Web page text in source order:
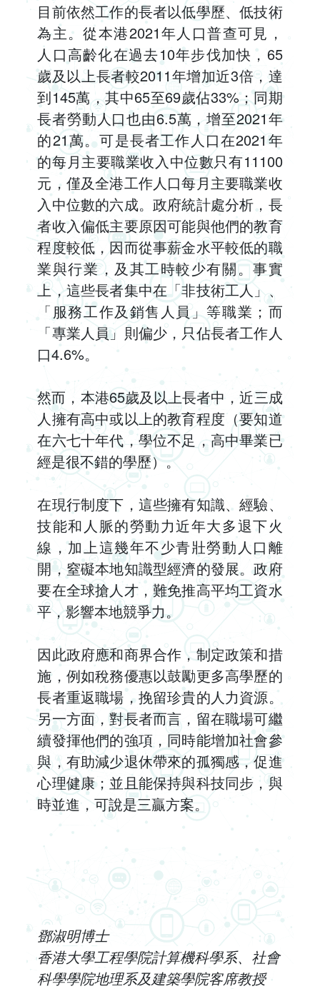
目前依然工作的長者以低學歷、低技術
為主。從本港2021年人口普查可見，
人口高齡化在過去10年步伐加快，65
歲及以上長者較2011年增加近3倍，達
到145萬，其中65至69歲佔33%；同期
長者勞動人口也由6.5萬，增至2021年
的21萬。可是長者工作人口在2021年
的每月主要職業收入中位數只有11100
元，僅及全港工作人口每月主要職業收
入中位數的六成。政府統計處分析，長
者收入偏低主要原因可能與他們的教育
程度較低，因而從事薪金水平較低的職
業與行業，及其工時較少有關。事實
上，這些長者集中在「非技術工人」、
「服務工作及銷售人員」等職業；而
「專業人員」則偏少，只佔長者工作人
口4.6%。
然而，本港65歲及以上長者中，近三成
人擁有高中或以上的教育程度（要知道
在六七十年代，學位不足，高中畢業已
經是很不錯的學歷）。
在現行制度下，這些擁有知識、經驗、
技能和人脈的勞動力近年大多退下火
線，加上這幾年不少青壯勞動人口離
開，窒礙本地知識型經濟的發展。政府
要在全球搶人才，難免推高平均工資水
平，影響本地競爭力。
因此政府應和商界合作，制定政策和措
施，例如稅務優惠以鼓勵更多高學歷的
長者重返職場，挽留珍貴的人力資源。
另一方面，對長者而言，留在職場可繼
續發揮他們的強項，同時能增加社會參
與，有助減少退休帶來的孤獨感，促進
心理健康；並且能保持與科技同步，與
時並進，可說是三贏方案。
鄧淑明博士
香港大學工程學院計算機科學系、社會
科學學院地理系及建築學院客席教授